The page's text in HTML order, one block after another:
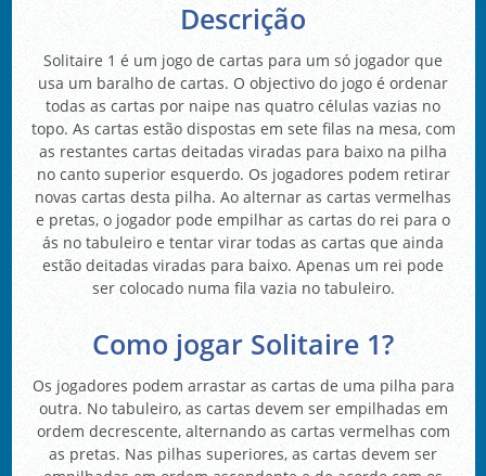
Descrição
Solitaire 1 é um jogo de cartas para um só jogador que
usa um baralho de cartas. O objectivo do jogo é ordenar
todas as cartas por naipe nas quatro células vazias no
topo. As cartas estão dispostas em sete filas na mesa, com
as restantes cartas deitadas viradas para baixo na pilha
no canto superior esquerdo. Os jogadores podem retirar
novas cartas desta pilha. Ao alternar as cartas vermelhas
e pretas, o jogador pode empilhar as cartas do rei para o
ás no tabuleiro e tentar virar todas as cartas que ainda
estão deitadas viradas para baixo. Apenas um rei pode
ser colocado numa fila vazia no tabuleiro.
Como jogar Solitaire 1?
Os jogadores podem arrastar as cartas de uma pilha para
outra. No tabuleiro, as cartas devem ser empilhadas em
ordem decrescente, alternando as cartas vermelhas com
as pretas. Nas pilhas superiores, as cartas devem ser